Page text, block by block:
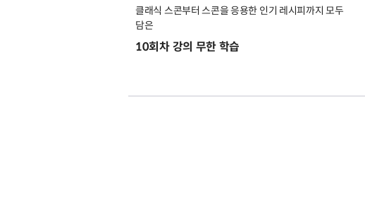
클래식 스콘부터 스콘을 응용한 인기 레시피까지 모두
담은
10회차 강의 무한 학습